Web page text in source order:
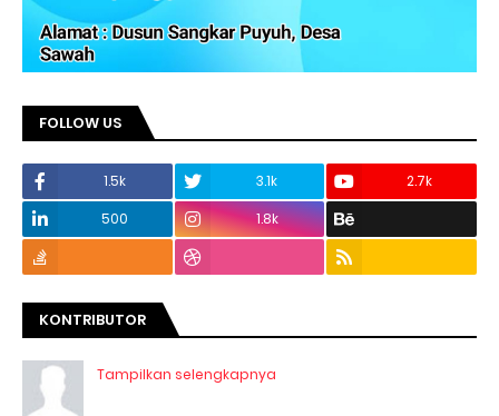
FOLLOW US
1.5k 3.1k
2.7k
500
1.8k
KONTRIBUTOR
Tampilkan selengkapnya